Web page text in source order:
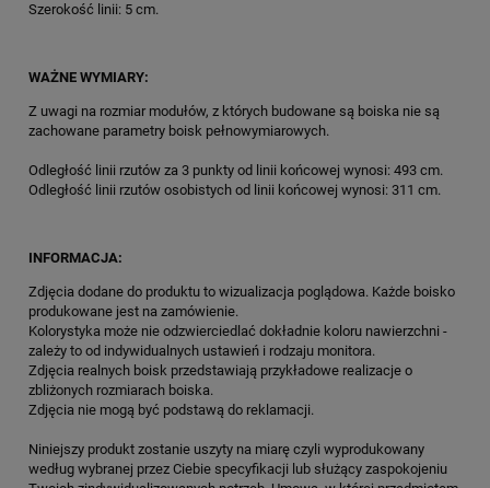
Szerokość linii: 5 cm.
WAŻNE WYMIARY:
Z uwagi na rozmiar modułów, z których budowane są boiska nie są
zachowane parametry boisk pełnowymiarowych.
Odległość linii rzutów za 3 punkty od linii końcowej wynosi: 493 cm.
Odległość linii rzutów osobistych od linii końcowej wynosi: 311 cm.
INFORMACJA:
Zdjęcia dodane do produktu to wizualizacja poglądowa. Każde boisko
produkowane jest na zamówienie.
Kolorystyka może nie odzwierciedlać dokładnie koloru nawierzchni -
zależy to od indywidualnych ustawień i rodzaju monitora.
Zdjęcia realnych boisk przedstawiają przykładowe realizacje o
zbliżonych rozmiarach boiska.
Zdjęcia nie mogą być podstawą do reklamacji.
Niniejszy produkt zostanie uszyty na miarę czyli wyprodukowany
według wybranej przez Ciebie specyfikacji lub służący zaspokojeniu